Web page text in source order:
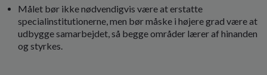
Målet bør ikke nødvendigvis være at erstatte
specialinstitutionerne, men bør måske i højere grad være at
udbygge samarbejdet, så begge områder lærer af hinanden
og styrkes.